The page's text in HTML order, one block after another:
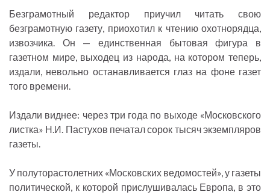
Безграмотный редактор приучил читать свою
безграмотную газету, приохотил к чтению охотнорядца,
извозчика. Он — единственная бытовая фигура в
газетном мире, выходец из народа, на котором теперь,
издали, невольно останавливается глаз на фоне газет
того времени.
Издали виднее: через три года по выходе «Московского
листка» Н.И. Пастухов печатал сорок тысяч экземпляров
газеты.
У полуторастолетних «Московских ведомостей», у газеты
политической, к которой прислушивалась Европа, в это